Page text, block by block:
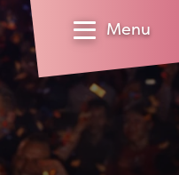
Menu